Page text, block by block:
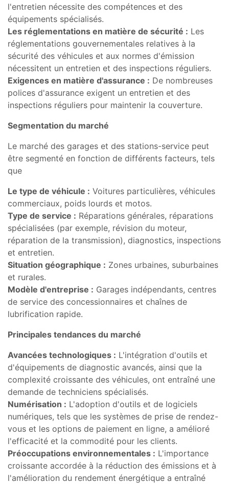
l'entretien nécessite des compétences et des
équipements spécialisés.
Les réglementations en matière de sécurité : Les
réglementations gouvernementales relatives à la
sécurité des véhicules et aux normes d'émission
nécessitent un entretien et des inspections réguliers.
Exigences en matière d'assurance : De nombreuses
polices d'assurance exigent un entretien et des
inspections réguliers pour maintenir la couverture.
Segmentation du marché
Le marché des garages et des stations-service peut
être segmenté en fonction de différents facteurs, tels
que
Le type de véhicule : Voitures particulières, véhicules
commerciaux, poids lourds et motos.
Type de service : Réparations générales, réparations
spécialisées (par exemple, révision du moteur,
réparation de la transmission), diagnostics, inspections
et entretien.
Situation géographique : Zones urbaines, suburbaines
et rurales.
Modèle d'entreprise : Garages indépendants, centres
de service des concessionnaires et chaînes de
lubrification rapide.
Principales tendances du marché
Avancées technologiques : L'intégration d'outils et
d'équipements de diagnostic avancés, ainsi que la
complexité croissante des véhicules, ont entraîné une
demande de techniciens spécialisés.
Numérisation : L'adoption d'outils et de logiciels
numériques, tels que les systèmes de prise de rendez-
vous et les options de paiement en ligne, a amélioré
l'efficacité et la commodité pour les clients.
Préoccupations environnementales : L'importance
croissante accordée à la réduction des émissions et à
l'amélioration du rendement énergétique a entraîné